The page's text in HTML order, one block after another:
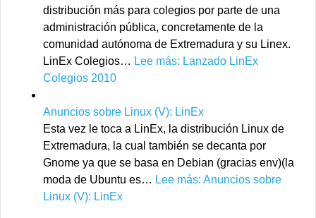
distribución más para colegios por parte de una
administración pública, concretamente de la
comunidad autónoma de Extremadura y su Linex.
LinEx Colegios… Lee más: Lanzado LinEx
Colegios 2010
Anuncios sobre Linux (V): LinEx
Esta vez le toca a LinEx, la distribución Linux de
Extremadura, la cual también se decanta por
Gnome ya que se basa en Debian (gracias env)(la
moda de Ubuntu es… Lee más: Anuncios sobre
Linux (V): LinEx